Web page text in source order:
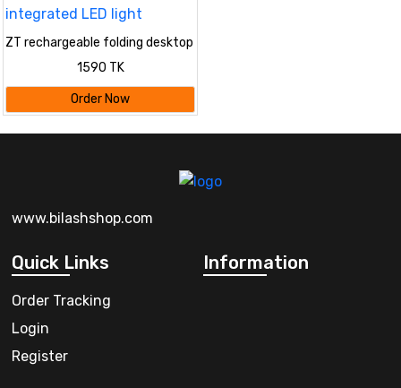
ZT rechargeable folding desktop
fan with an integrated LED light
1590 TK
Order Now
www.bilashshop.com
Quick Links
Order Tracking
Login
Register
Information